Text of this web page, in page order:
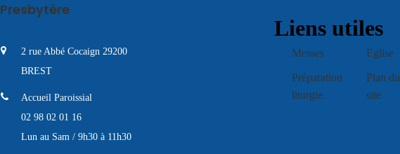
Presbytère
2 rue Abbé Cocaign 29200
BREST
Accueil Paroissial
02 98 02 01 16
Lun au Sam / 9h30 à 11h30
Liens utiles
Messes Eglise
Préparation
liturgie
Plan du
site